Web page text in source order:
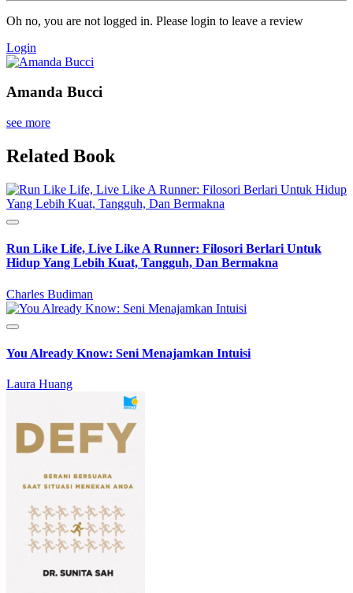
Oh no, you are not logged in. Please login to leave a review
Login
Amanda Bucci
see more
Related Book
Run Like Life, Live Like A Runner: Filosori Berlari Untuk
Hidup Yang Lebih Kuat, Tangguh, Dan Bermakna
Charles Budiman
You Already Know: Seni Menajamkan Intuisi
Laura Huang